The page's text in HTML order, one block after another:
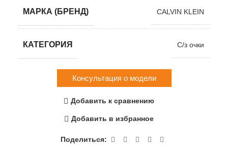
МАРКА (БРЕНД) CALVIN KLEIN
КАТЕГОРИЯ С/з очки
Консультация о модели
Добавить к сравнению
Добавить в избранное
Поделиться: